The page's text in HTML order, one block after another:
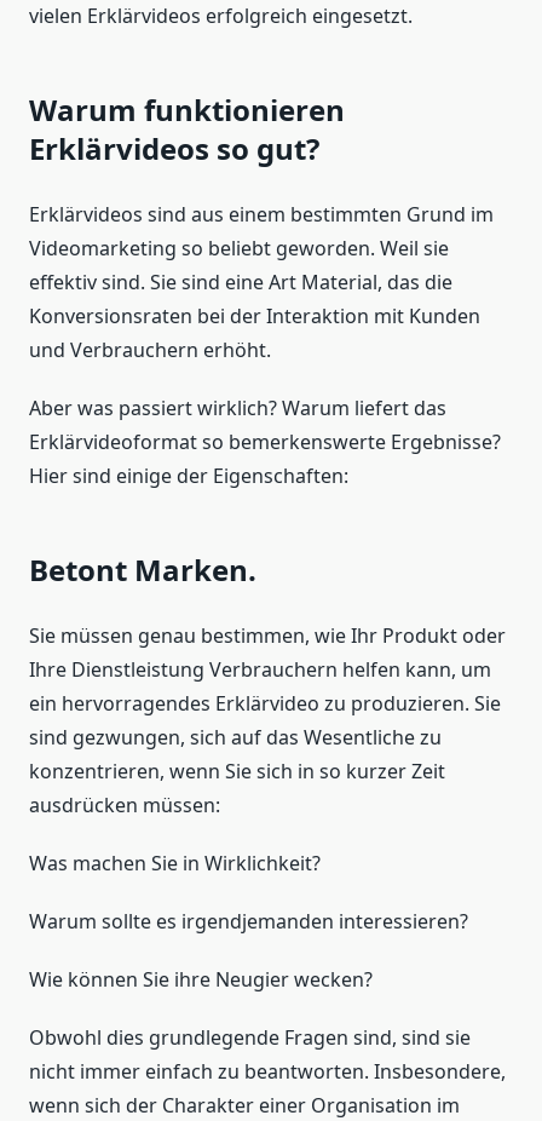
vielen Erklärvideos erfolgreich eingesetzt.
Warum funktionieren
Erklärvideos so gut?
Erklärvideos sind aus einem bestimmten Grund im
Videomarketing so beliebt geworden. Weil sie
effektiv sind. Sie sind eine Art Material, das die
Konversionsraten bei der Interaktion mit Kunden
und Verbrauchern erhöht.
Aber was passiert wirklich? Warum liefert das
Erklärvideoformat so bemerkenswerte Ergebnisse?
Hier sind einige der Eigenschaften:
Betont Marken.
Sie müssen genau bestimmen, wie Ihr Produkt oder
Ihre Dienstleistung Verbrauchern helfen kann, um
ein hervorragendes Erklärvideo zu produzieren. Sie
sind gezwungen, sich auf das Wesentliche zu
konzentrieren, wenn Sie sich in so kurzer Zeit
ausdrücken müssen:
Was machen Sie in Wirklichkeit?
Warum sollte es irgendjemanden interessieren?
Wie können Sie ihre Neugier wecken?
Obwohl dies grundlegende Fragen sind, sind sie
nicht immer einfach zu beantworten. Insbesondere,
wenn sich der Charakter einer Organisation im